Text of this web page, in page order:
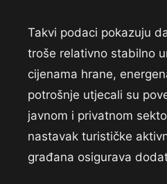
Takvi podaci pokazuju
troše relativno stabilno
cijenama hrane,
potrošnje utjecali su
javnom i privatnom
nastavak turističke
građana osigurava